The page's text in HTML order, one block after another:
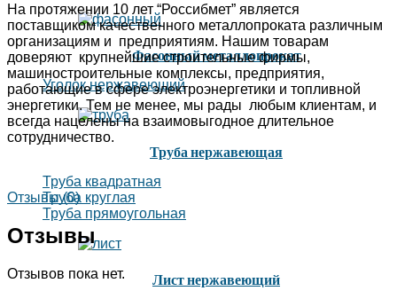
Фасонный металлопрокат
Уголок нержавеющий
Труба нержавеющая
Труба квадратная
Труба круглая
Труба прямоугольная
Лист нержавеющий
На протяжении 10 лет “Россибмет” является
поставщиком качественного металлопроката различным
организациям и предприятиям. Нашим товарам
доверяют крупнейшие строительные фирмы,
машиностроительные комплексы, предприятия,
работающие в сфере электроэнергетики и топливной
энергетики. Тем не менее, мы рады любым клиентам, и
всегда нацелены на взаимовыгодное длительное
сотрудничество.
Отзывы (0)
Отзывы
Отзывов пока нет.